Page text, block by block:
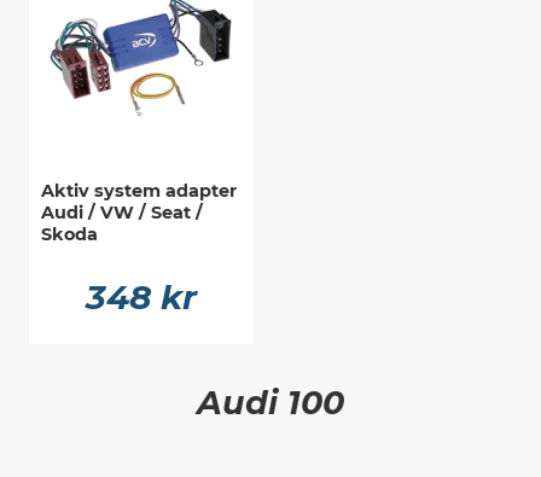
Aktiv system adapter
Audi / VW / Seat /
Skoda
348 kr
Audi 100